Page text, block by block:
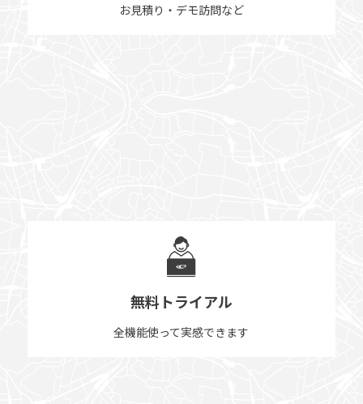
お見積り・デモ訪問など
無料トライアル
全機能使って実感できます